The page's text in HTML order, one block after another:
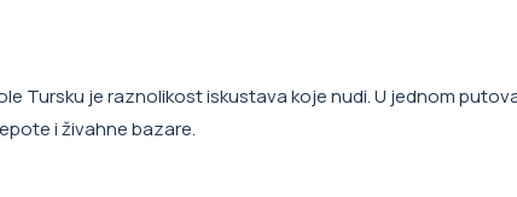
Tursku je raznolikost iskustava koje nudi. U jednom
i živahne bazare.